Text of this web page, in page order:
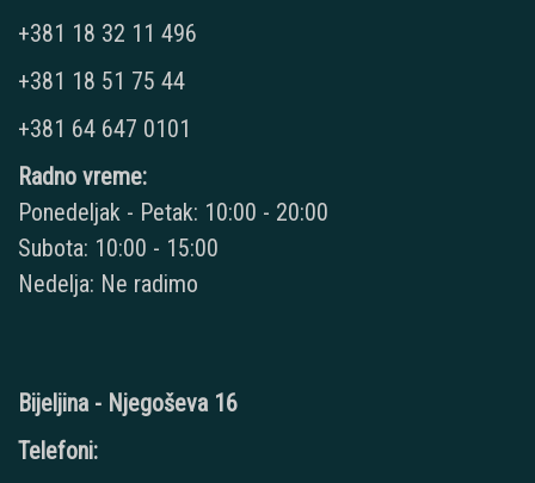
+381 18 32 11 496
+381 18 51 75 44
+381 64 647 0101
Radno vreme:
Ponedeljak - Petak: 10:00 - 20:00
Subota: 10:00 - 15:00
Nedelja: Ne radimo
Bijeljina - Njegoševa 16
Telefoni: